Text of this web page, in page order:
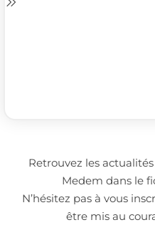
Retrouvez les
Medem dans le
N’hésitez pas à vous
être mis au